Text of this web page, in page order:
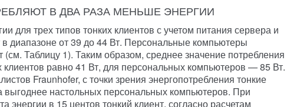
В ДВА РАЗА МЕНЬШЕ ЭНЕРГИИ
для трех типов тонких клиентов с учетом питания сервера и
диапазоне от 39 до 44 Вт. Персональные компьютеры
(см. Таблицу 1). Таким образом, среднее значение потребления
клиентов равно 41 Вт, для персональных компьютеров — 85 Вт.
Fraunhofer, с точки зрения энергопотребления тонкие
выгоднее настольных персональных компьютеров. При
энергии в 15 центов тонкий клиент, согласно расчетам